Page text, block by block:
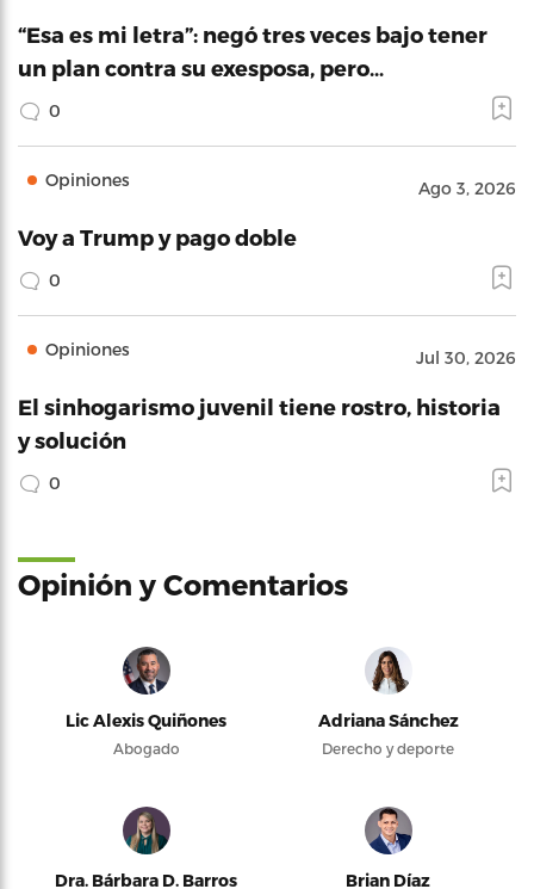
“Esa es mi letra”: negó tres veces bajo tener
un plan contra su exesposa, pero…
0
Opiniones Ago 3, 2026
Voy a Trump y pago doble
0
Opiniones Jul 30, 2026
El sinhogarismo juvenil tiene rostro, historia
y solución
0
Opinión y Comentarios
Lic Alexis Quiñones
Abogado
Adriana Sánchez
Derecho y deporte
Dra. Bárbara D. Barros Brian Díaz